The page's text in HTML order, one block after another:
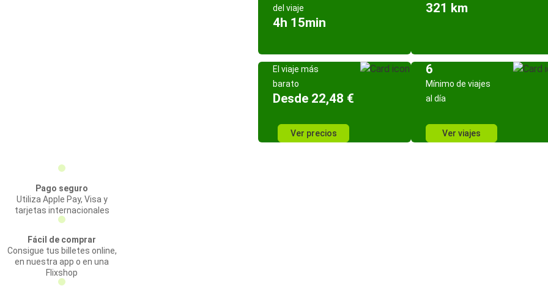
del viaje
4h 15min
321 km
El viaje más
barato
Desde 22,48 €
Ver precios
6
Mínimo de viajes
al día
Ver viajes
Pago seguro
Utiliza Apple Pay, Visa y
tarjetas internacionales
Fácil de comprar
Consigue tus billetes online,
en nuestra app o en una
Flixshop